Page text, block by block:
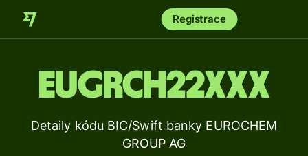
Registrace
EUGRCH22XXX
Detaily kódu BIC/Swift banky EUROCHEM
GROUP AG